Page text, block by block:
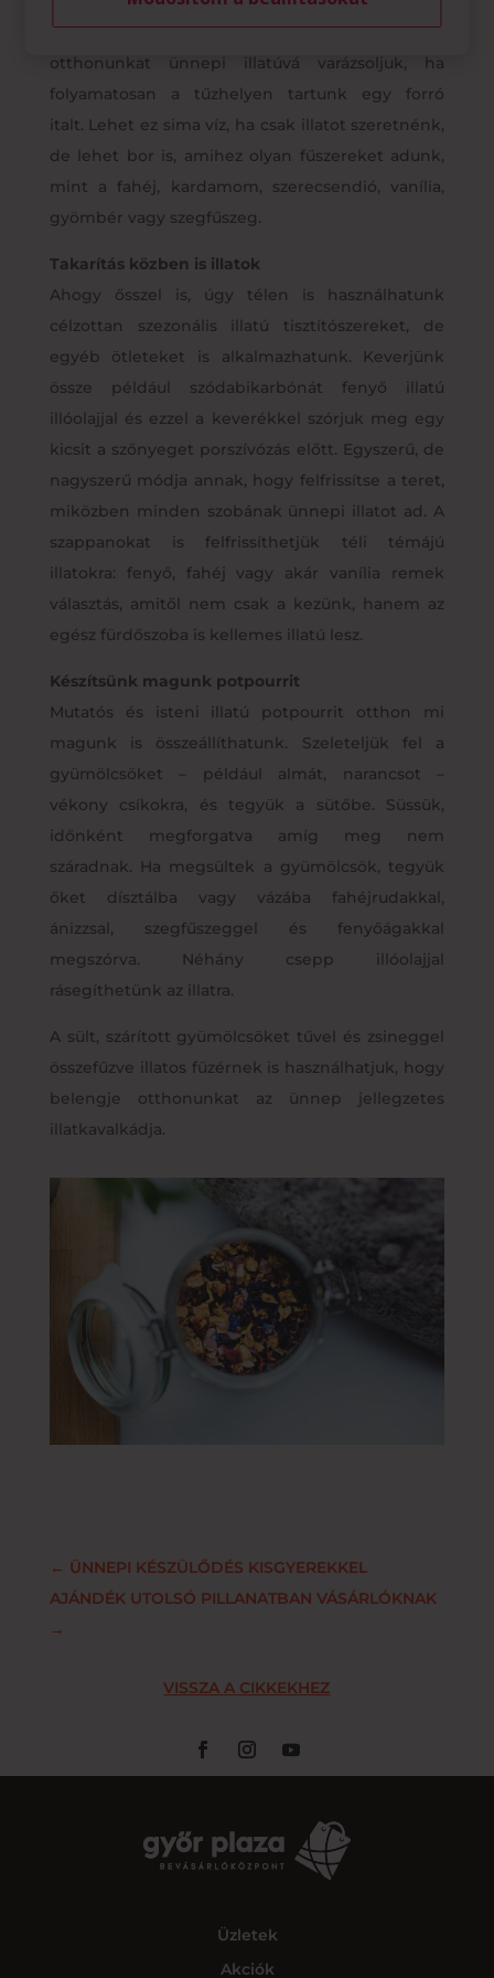
Az egyik legegyszerűbb módja annak, hogy
otthonunkat ünnepi illatúvá varázsoljuk, ha
folyamatosan a tűzhelyen tartunk egy forró
italt. Lehet ez sima víz, ha csak illatot szeretnénk,
de lehet bor is, amihez olyan fűszereket adunk,
mint a fahéj, kardamom, szerecsendió, vanília,
gyömbér vagy szegfűszeg.
Takarítás közben is illatok
Ahogy ősszel is, úgy télen is használhatunk
célzottan szezonális illatú tisztítószereket, de
egyéb ötleteket is alkalmazhatunk. Keverjünk
össze például szódabikarbónát fenyő illatú
illóolajjal és ezzel a keverékkel szórjuk meg egy
kicsit a szőnyeget porszívózás előtt. Egyszerű, de
nagyszerű módja annak, hogy felfrissítse a teret,
miközben minden szobának ünnepi illatot ad. A
szappanokat is felfrissíthetjük téli témájú
illatokra: fenyő, fahéj vagy akár vanília remek
választás, amitől nem csak a kezünk, hanem az
egész fürdőszoba is kellemes illatú lesz.
Készítsünk magunk potpourrit
Mutatós és isteni illatú potpourrit otthon mi
magunk is összeállíthatunk. Szeleteljük fel a
gyümölcsöket – például almát, narancsot –
vékony csíkokra, és tegyük a sütőbe. Süssük,
időnként megforgatva amíg meg nem
száradnak. Ha megsültek a gyümölcsök, tegyük
őket dísztálba vagy vázába fahéjrudakkal,
ánizzsal, szegfűszeggel és fenyőágakkal
megszórva. Néhány csepp illóolajjal
rásegíthetünk az illatra.
A sült, szárított gyümölcsöket tűvel és zsineggel
összefűzve illatos füzérnek is használhatjuk, hogy
belengje otthonunkat az ünnep jellegzetes
illatkavalkádja.
← ÜNNEPI KÉSZÜLŐDÉS KISGYEREKKEL
AJÁNDÉK UTOLSÓ PILLANATBAN VÁSÁRLÓKNAK
→
VISSZA A CIKKEKHEZ
Üzletek
Akciók